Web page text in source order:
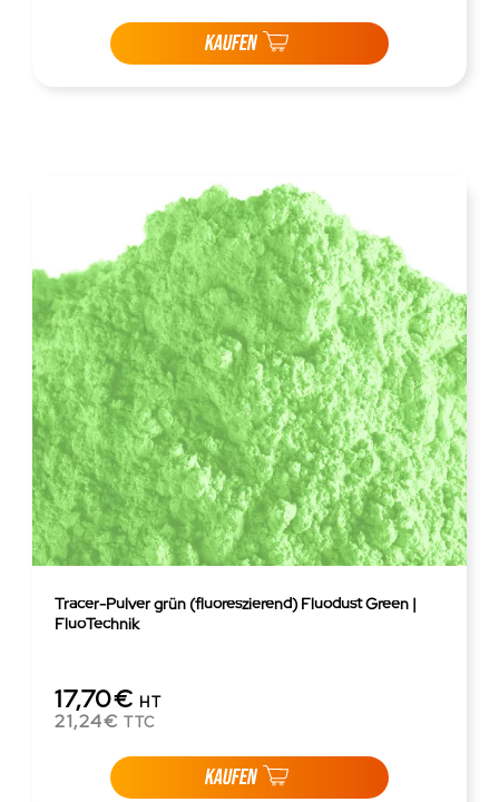
KAUFEN
Tracer-Pulver grün (fluoreszierend) Fluodust Green |
FluoTechnik
17,70€ HT
21,24€ TTC
KAUFEN